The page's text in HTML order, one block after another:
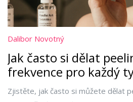
Dalibor Novotný
Jak často si dělat
frekvence pro každý
Zjistěte, jak často si můžete dělat